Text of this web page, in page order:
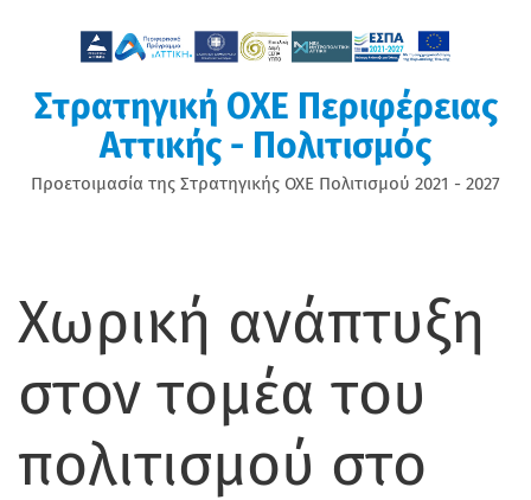
κυρίως
περιεχόμενο
Στρατηγική ΟΧΕ Περιφέρειας
Αττικής - Πολιτισμός
Προετοιμασία της Στρατηγικής ΟΧΕ Πολιτισμού 2021 - 2027
MAIN
Χωρική ανάπτυξη
στον τομέα του
πολιτισμού στο